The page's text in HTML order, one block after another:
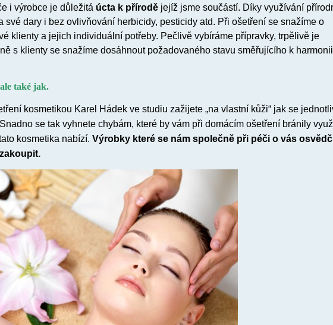
i výrobce je důležitá úcta k přírodě jejíž jsme součástí. Díky využívání
své dary i bez ovlivňování herbicidy, pesticidy atd. Při ošetření se snažíme o
klienty a jejich individuální potřeby. Pečlivě vybíráme přípravky, trpělivě je
s klienty se snažíme dosáhnout požadovaného stavu směřujícího k harmonii
také jak.
kosmetikou Karel Hádek ve studiu zažijete „na vlastní kůži“ jak se
se tak vyhnete chybám, které by vám při domácím ošetření bránily
kosmetika nabízí. Výrobky které se nám společně při péči o vás